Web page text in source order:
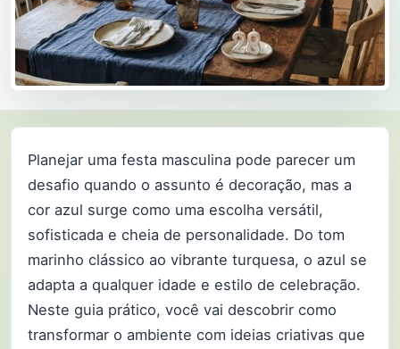
Planejar uma festa masculina pode parecer um
desafio quando o assunto é decoração, mas a
cor azul surge como uma escolha versátil,
sofisticada e cheia de personalidade. Do tom
marinho clássico ao vibrante turquesa, o azul se
adapta a qualquer idade e estilo de celebração.
Neste guia prático, você vai descobrir como
transformar o ambiente com ideias criativas que